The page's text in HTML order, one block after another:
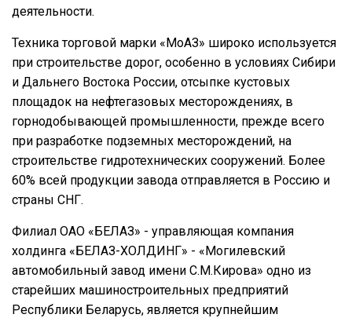
деятельности.
Техника торговой марки «МоАЗ» широко используется
при строительстве дорог, особенно в условиях Сибири
и Дальнего Востока России, отсыпке кустовых
площадок на нефтегазовых месторождениях, в
горнодобывающей промышленности, прежде всего
при разработке подземных месторождений, на
строительстве гидротехнических сооружений. Более
60% всей продукции завода отправляется в Россию и
страны СНГ.
Филиал ОАО «БЕЛАЗ» - управляющая компания
холдинга «БЕЛАЗ-ХОЛДИНГ» - «Могилевский
автомобильный завод имени С.М.Кирова» одно из
старейших машиностроительных предприятий
Республики Беларусь, является крупнейшим